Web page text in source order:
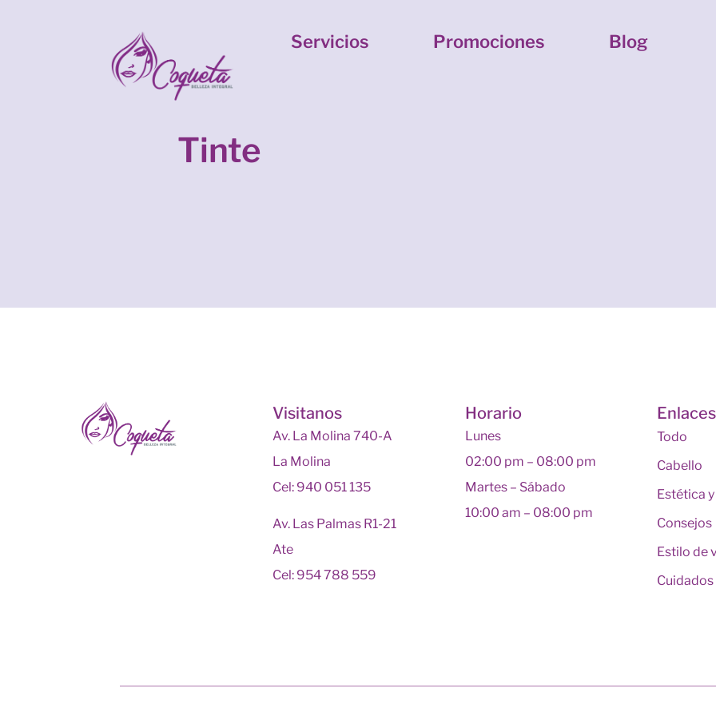
Servicios Promociones Blog
Tinte
Visitanos
Av. La Molina 740-A
La Molina
Cel: 940 051 135
Av. Las Palmas R1-21
Ate
Cel: 954 788 559
Horario
Lunes
02:00 pm – 08:00 pm
Martes – Sábado
10:00 am – 08:00 pm
Enlaces
Todo
Cabello
Estética
Consejos
Estilo de